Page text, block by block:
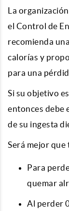
La
el Control de
recomienda
calorías y
para una
Si su objetivo
entonces debe
de su ingesta
Será mejor que
Para
quemar
Al perder